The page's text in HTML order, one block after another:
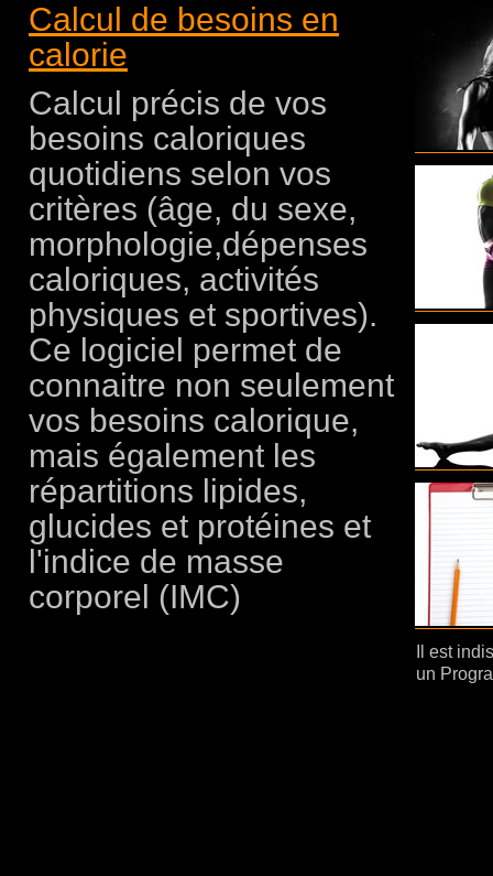
Calcul de besoins en
calorie
Calcul précis de vos
besoins caloriques
quotidiens selon vos
critères (âge, du sexe,
morphologie,dépenses
caloriques, activités
physiques et sportives).
Ce logiciel permet de
connaitre non seulement
vos besoins calorique,
mais également les
répartitions lipides,
glucides et protéines et
l'indice de masse
corporel (IMC)
Il est
un